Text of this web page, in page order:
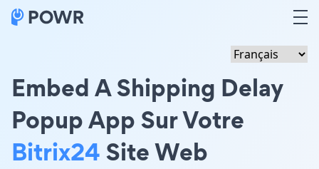
Embed A Shipping Delay
Popup App Sur Votre
Bitrix24Site Web